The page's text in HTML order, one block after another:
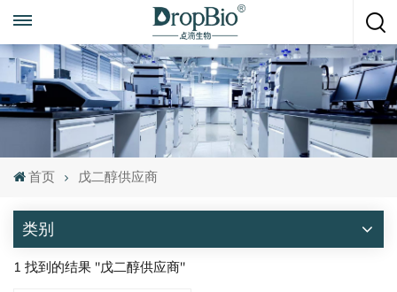
+86 15951008670
首页 戊二醇供应商
类别
1 找到的结果 "戊二醇供应商"